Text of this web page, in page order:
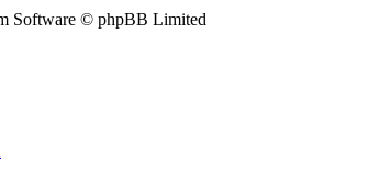
Software © phpBB Limited